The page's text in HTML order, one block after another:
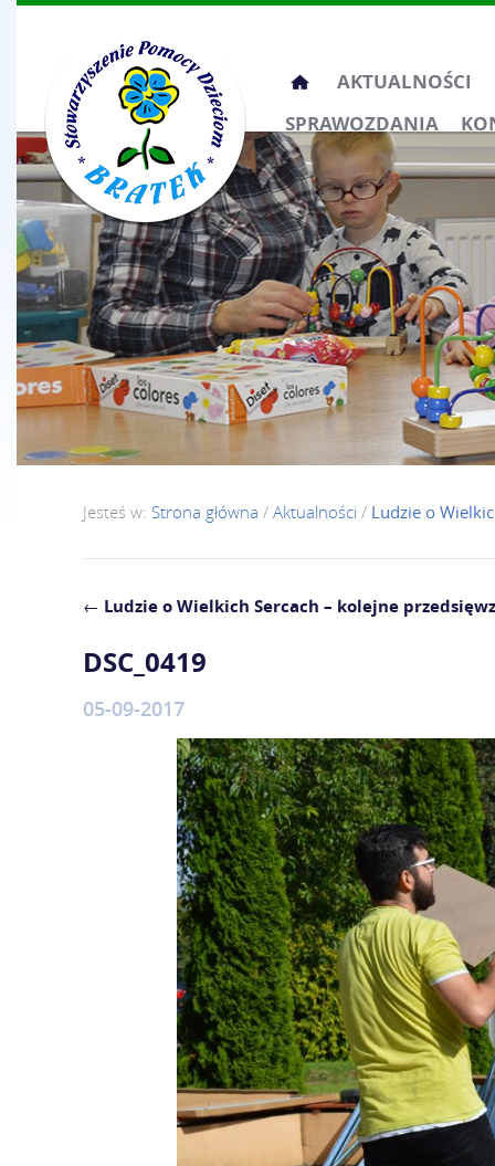
Przeskocz
do
treści
AKTUALNOŚCI
SPRAWOZDANIA
Jesteś w: Strona główna / Aktualności / Ludzie o
← Ludzie o Wielkich Sercach – kolejne
DSC_0419
05-09-2017